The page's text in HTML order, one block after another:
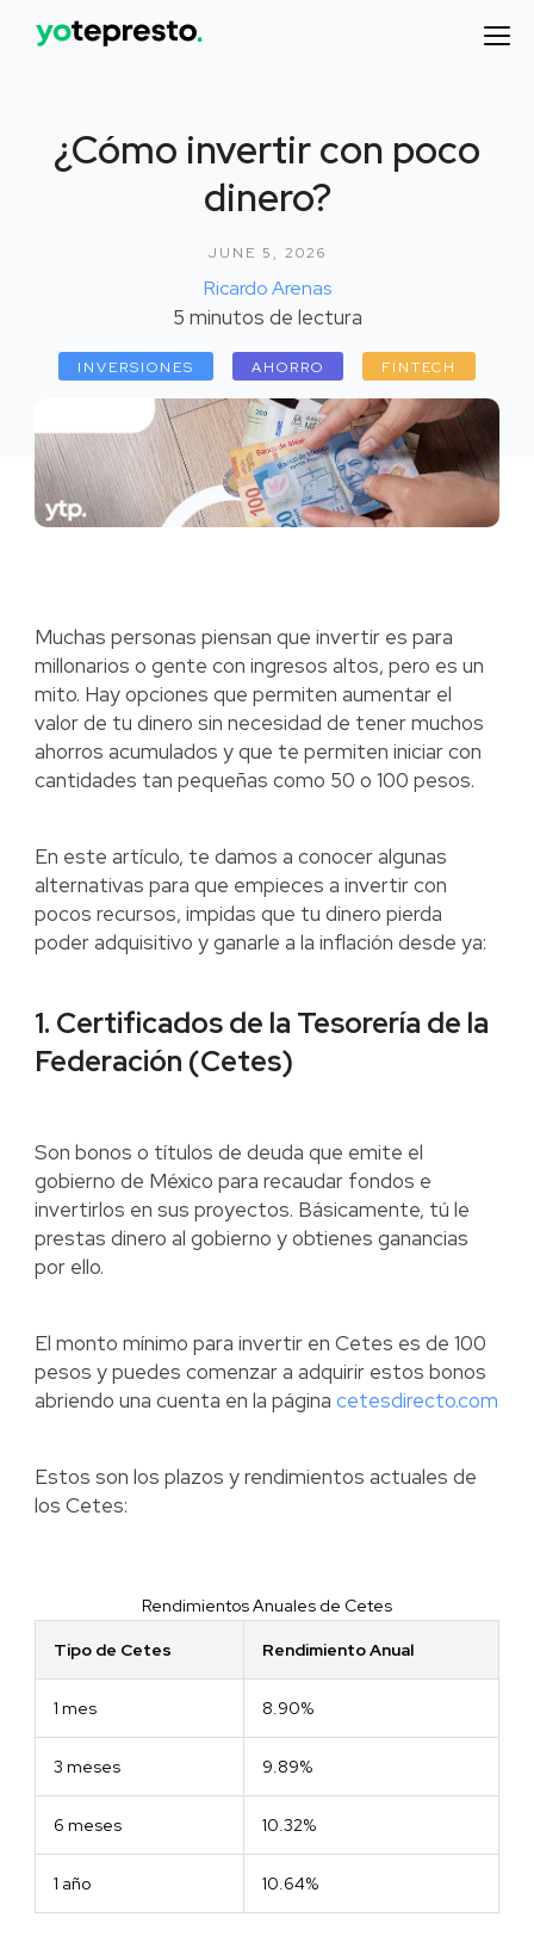
¿Cómo invertir con poco
dinero?
JUNE 5, 2026
Ricardo Arenas
5 minutos de lectura
INVERSIONES AHORRO FINTECH
Muchas personas piensan que invertir es para
millonarios o gente con ingresos altos, pero es un
mito. Hay opciones que permiten aumentar el
valor de tu dinero sin necesidad de tener muchos
ahorros acumulados y que te permiten iniciar con
cantidades tan pequeñas como 50 o 100 pesos.
En este artículo, te damos a conocer algunas
alternativas para que empieces a invertir con
pocos recursos, impidas que tu dinero pierda
poder adquisitivo y ganarle a la inflación desde ya:
1. Certificados de la Tesorería de la
Federación (Cetes)
Son bonos o títulos de deuda que emite el
gobierno de México para recaudar fondos e
invertirlos en sus proyectos. Básicamente, tú le
prestas dinero al gobierno y obtienes ganancias
por ello.
El monto mínimo para invertir en Cetes es de 100
pesos y puedes comenzar a adquirir estos bonos
abriendo una cuenta en la página cetesdirecto.com
Estos son los plazos y rendimientos actuales de
los Cetes:
Rendimientos Anuales de Cetes
Tipo de Cetes Rendimiento Anual
1 mes 8.90%
3 meses 9.89%
6 meses 10.32%
1 año 10.64%